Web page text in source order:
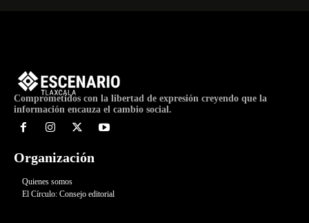
Comprometidos con la libertad de expresión creyendo que la
información encauza el cambio social.
Organización
Quienes somos
El Círculo: Consejo editorial